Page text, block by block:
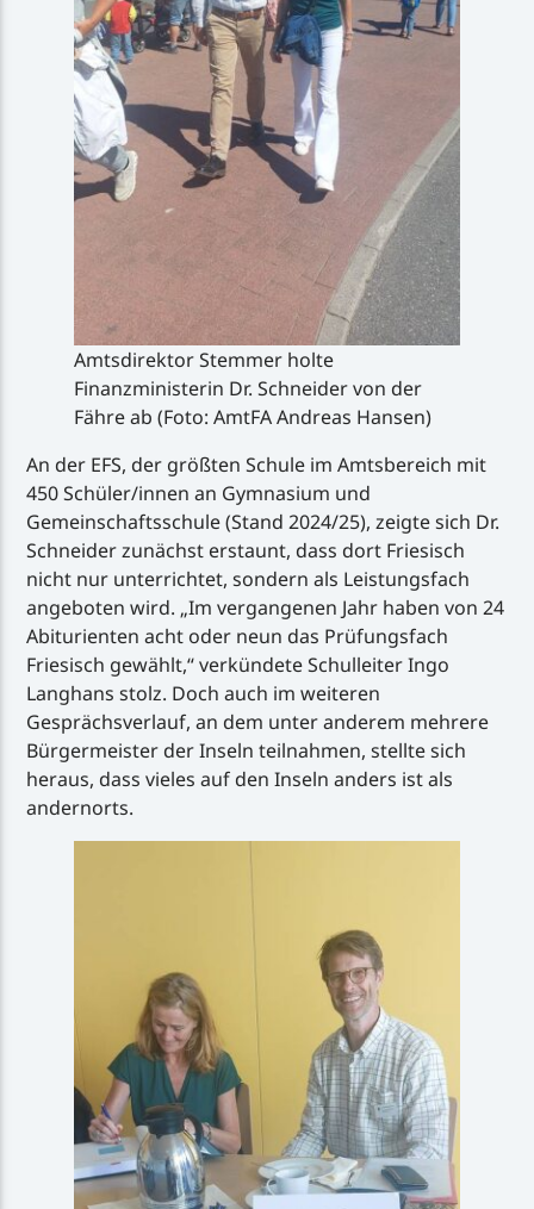
Amtsdirektor Stemmer holte
Finanzministerin Dr. Schneider von der
Fähre ab (Foto: AmtFA Andreas Hansen)
An der EFS, der größten Schule im Amtsbereich mit
450 Schüler/innen an Gymnasium und
Gemeinschaftsschule (Stand 2024/25), zeigte sich Dr.
Schneider zunächst erstaunt, dass dort Friesisch
nicht nur unterrichtet, sondern als Leistungsfach
angeboten wird. „Im vergangenen Jahr haben von 24
Abiturienten acht oder neun das Prüfungsfach
Friesisch gewählt,“ verkündete Schulleiter Ingo
Langhans stolz. Doch auch im weiteren
Gesprächsverlauf, an dem unter anderem mehrere
Bürgermeister der Inseln teilnahmen, stellte sich
heraus, dass vieles auf den Inseln anders ist als
andernorts.